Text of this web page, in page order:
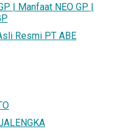
| Manfaat NEO GP |
Resmi PT ABE